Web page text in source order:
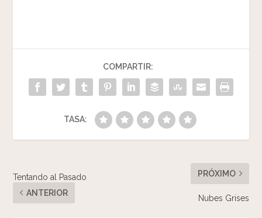
COMPARTIR:
TASA:
Tentando al Pasado
ANTERIOR
PRÓXIMO
Nubes Grises